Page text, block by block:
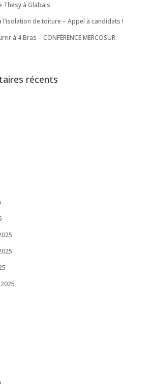
Thesy à Glabais
l’isolation de toiture – Appel à candidats !
à 4 Bras – CONFÉRENCE MERCOSUR
récents